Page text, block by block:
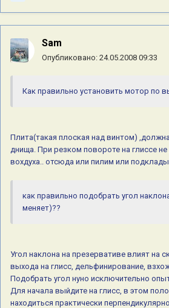
Sam
Опубликовано: 24.05.2008 09:33
Как правильно установить мотор по
Плита(такая плоская над винтом)
днища. При резком повороте на глиссе
вохдуха.. отсюда или пилим или
как правильно подобрать угол
меняет)??
Угол наклона на презервативе влият на
выхода на глисс, дельфинирование,
Подобрать угол нуно исключительно
Для начала выйдите на глисс, в этом
находиться практически